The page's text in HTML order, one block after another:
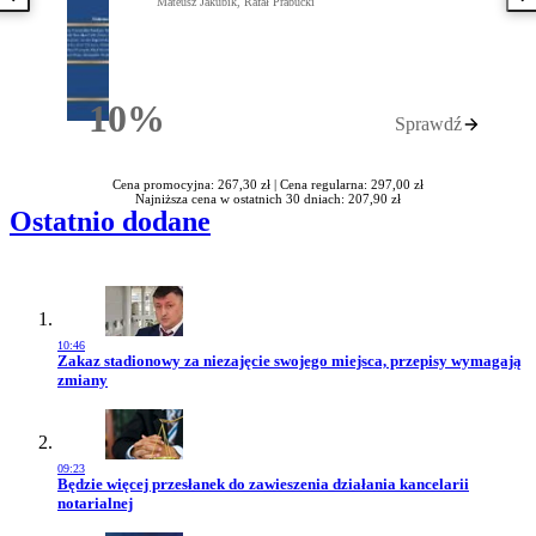
10%Rabatu Sprawdź
Cena promocyjna: 267,30 zł | Cena regularna: 297,00 zł
Najniższa cena w ostatnich 30 dniach: 207,90 zł
Ostatnio dodane
10:46
Przejdź do artykułu:
Zakaz stadionowy za niezajęcie swojego miejsca, przepisy wymagają
zmiany
09:23
Przejdź do artykułu:
Będzie więcej przesłanek do zawieszenia działania kancelarii
notarialnej